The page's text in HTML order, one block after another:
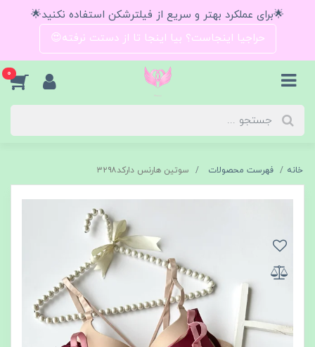
🌟برای عملکرد بهتر و سریع از فیلترشکن استفاده نکنید🌟
حراجیا اینجاست؟ بیا اینجا تا از دستت نرفته😍
0
خانه فهرست محصولات سوتین هارنس دارکد۳۲۹۸